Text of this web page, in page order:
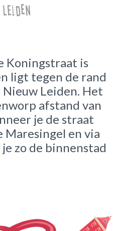
Koningstraat is
ligt tegen de rand
Leiden. Het
afstand van
je de straat
en via
zo de binnenstad